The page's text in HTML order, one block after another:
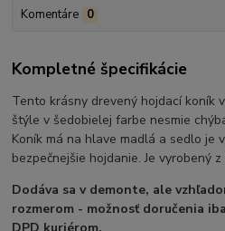
Komentáre 0
Kompletné špecifikácie
Tento krásny drevený hojdací koník
štýle v šedobielej farbe nesmie
Koník má na hlave madlá a sedlo je
bezpečnejšie hojdanie. Je vyrobený
Dodáva sa v demonte, ale
rozmerom - možnosť doručenia